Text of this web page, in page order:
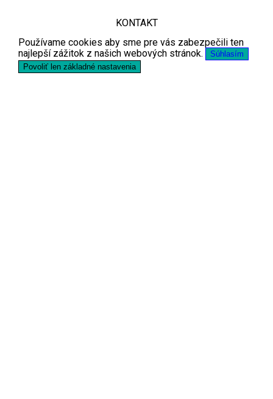
KONTAKT
Používame cookies aby sme pre vás zabezpečili ten
najlepší zážitok z našich webových stránok.
Súhlasím
Povoliť len základné nastavenia